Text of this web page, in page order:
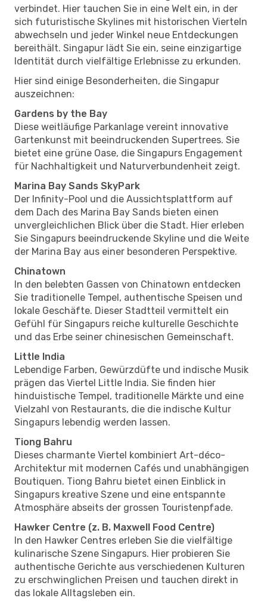
verbindet. Hier tauchen Sie in eine Welt ein, in der
sich futuristische Skylines mit historischen Vierteln
abwechseln und jeder Winkel neue Entdeckungen
bereithält. Singapur lädt Sie ein, seine einzigartige
Identität durch vielfältige Erlebnisse zu erkunden.
Hier sind einige Besonderheiten, die Singapur
auszeichnen:
Gardens by the Bay
Diese weitläufige Parkanlage vereint innovative
Gartenkunst mit beeindruckenden Supertrees. Sie
bietet eine grüne Oase, die Singapurs Engagement
für Nachhaltigkeit und Naturverbundenheit zeigt.
Marina Bay Sands SkyPark
Der Infinity-Pool und die Aussichtsplattform auf
dem Dach des Marina Bay Sands bieten einen
unvergleichlichen Blick über die Stadt. Hier erleben
Sie Singapurs beeindruckende Skyline und die Weite
der Marina Bay aus einer besonderen Perspektive.
Chinatown
In den belebten Gassen von Chinatown entdecken
Sie traditionelle Tempel, authentische Speisen und
lokale Geschäfte. Dieser Stadtteil vermittelt ein
Gefühl für Singapurs reiche kulturelle Geschichte
und das Erbe seiner chinesischen Gemeinschaft.
Little India
Lebendige Farben, Gewürzdüfte und indische Musik
prägen das Viertel Little India. Sie finden hier
hinduistische Tempel, traditionelle Märkte und eine
Vielzahl von Restaurants, die die indische Kultur
Singapurs lebendig werden lassen.
Tiong Bahru
Dieses charmante Viertel kombiniert Art-déco-
Architektur mit modernen Cafés und unabhängigen
Boutiquen. Tiong Bahru bietet einen Einblick in
Singapurs kreative Szene und eine entspannte
Atmosphäre abseits der grossen Touristenpfade.
Hawker Centre (z. B. Maxwell Food Centre)
In den Hawker Centres erleben Sie die vielfältige
kulinarische Szene Singapurs. Hier probieren Sie
authentische Gerichte aus verschiedenen Kulturen
zu erschwinglichen Preisen und tauchen direkt in
das lokale Alltagsleben ein.